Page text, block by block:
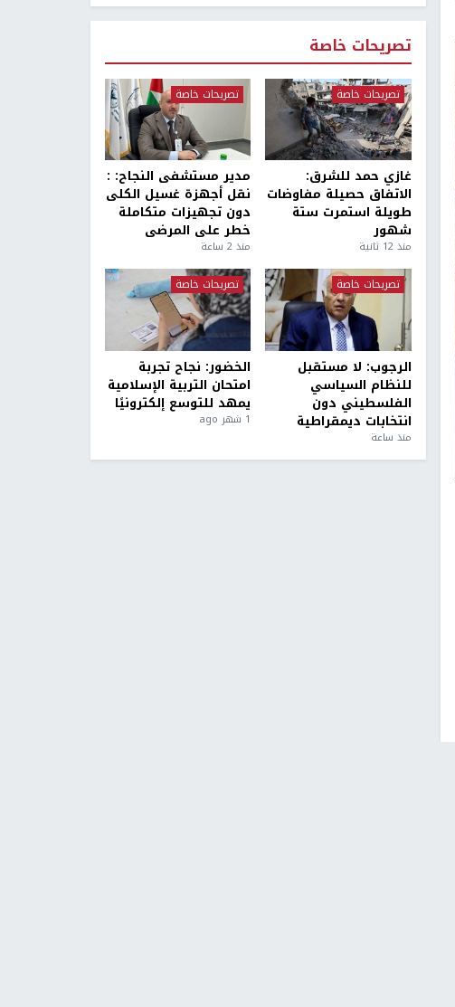
تصريحات خاصة
تصريحات خاصة
غازي حمد للشرق:
الاتفاق حصيلة مفاوضات
طويلة استمرت ستة
شهور
منذ 12 ثانية
تصريحات خاصة
مدير مستشفى النجاح: :
نقل أجهزة غسيل الكلى
دون تجهيزات متكاملة
خطر على المرضى
منذ 2 ساعة
تصريحات خاصة
الرجوب: لا مستقبل
للنظام السياسي
الفلسطيني دون
انتخابات ديمقراطية
منذ ساعة
تصريحات خاصة
الخضور: نجاح تجربة
امتحان التربية الإسلامية
يمهد للتوسع إلكترونيًا
1 شهر ago